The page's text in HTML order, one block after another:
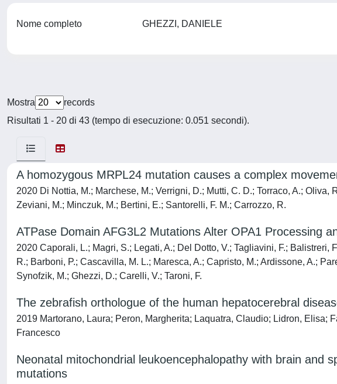
Nome completo GHEZZI, DANIELE
Mostra
records
Risultati 1 - 20 di 43 (tempo di esecuzione: 0.051 secondi).
A homozygous MRPL24 mutation causes a complex
2020 Di Nottia, M.; Marchese, M.; Verrigni, D.; Mutti, C. D.; Torraco, A.;
Zeviani, M.; Minczuk, M.; Bertini, E.; Santorelli, F. M.; Carrozzo, R.
ATPase Domain AFG3L2 Mutations Alter OPA1 Processing
2020 Caporali, L.; Magri, S.; Legati, A.; Del Dotto, V.; Tagliavini, F.;
R.; Barboni, P.; Cascavilla, M. L.; Maresca, A.; Capristo, M.; Ardissone, A.;
Synofzik, M.; Ghezzi, D.; Carelli, V.; Taroni, F.
The zebrafish orthologue of the human hepatocerebral
2019 Martorano, Laura; Peron, Margherita; Laquatra, Claudio; Lidron,
Francesco
Neonatal mitochondrial leukoencephalopathy with brain and
mutations